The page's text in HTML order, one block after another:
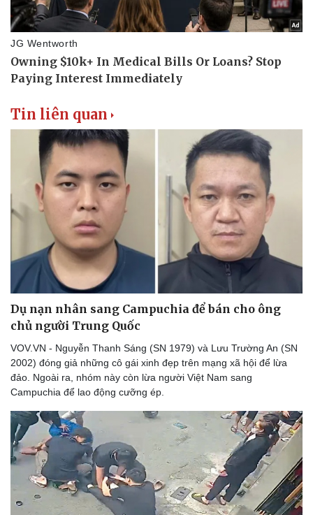
Thể thao
Bóng đá
Lịch thi đấu bóng đá
Ô tô - Xe máy
Ô tô
Xe máy
Tin liên quan
Dụ nạn nhân sang Campuchia để bán cho ông
chủ người Trung Quốc
VOV.VN - Nguyễn Thanh Sáng (SN 1979) và Lưu Trường An (SN
2002) đóng giả những cô gái xinh đẹp trên mạng xã hội để lừa
đảo. Ngoài ra, nhóm này còn lừa người Việt Nam sang
Campuchia để lao động cưỡng ép.